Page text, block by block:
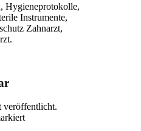
Hygieneprotokolle,
Instrumente,
Zahnarzt,
veröffentlicht.